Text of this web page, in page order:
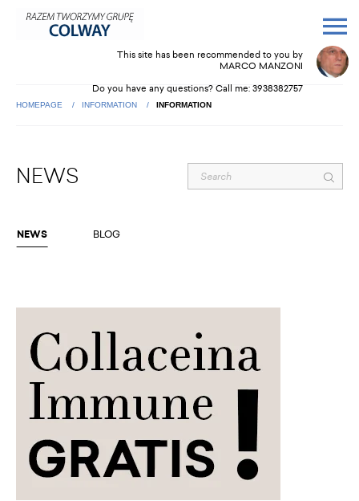
This site has been recommended to you by
MARCO MANZONI
Do you have any questions? Call me: 3938382757
HOMEPAGE INFORMATION INFORMATION
NEWS
NEWS BLOG